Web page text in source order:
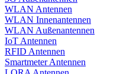
WLAN Antennen
WLAN Innenantennen
WLAN Außenantennen
IoT Antennen
RFID Antennen
Smartmeter Antennen